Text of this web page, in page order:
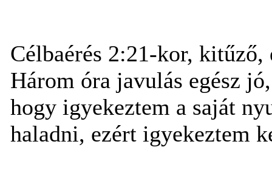
Célbaérés 2:21-kor,
Három óra javulás egész
hogy igyekeztem a saját
haladni, ezért igyekeztem